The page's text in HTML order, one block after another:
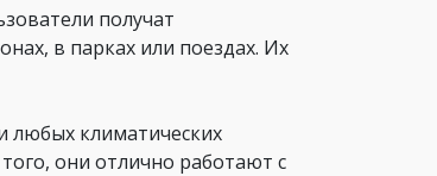
получат
в парках или поездах. Их
любых климатических
они отлично работают с